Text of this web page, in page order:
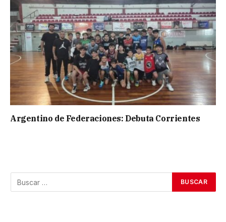
Argentino de Federaciones: Debuta Corrientes